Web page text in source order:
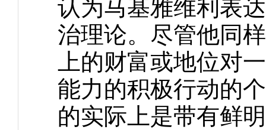
认为马基雅维利表
治理论。尽管他同
上的财富或地位对
能力的积极行动的
的实际上是带有鲜